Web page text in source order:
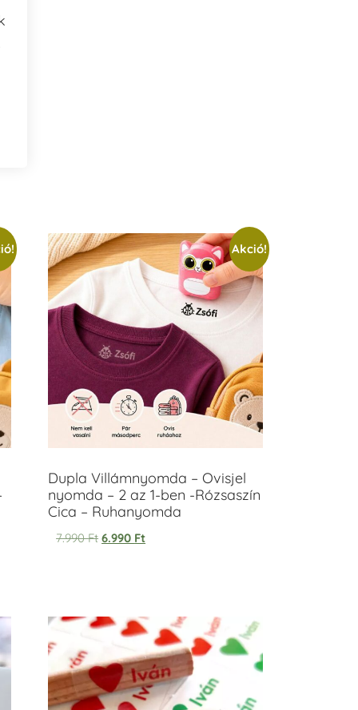
Akció!
Dupla Villámnyomda – Ovisjel
nyomda – 2 az 1-ben -Rózsaszín
Cica – Ruhanyomda
7.990Ft 6.990 Ft